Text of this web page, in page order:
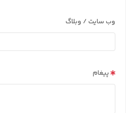
وب سایت / وبلاگ
پیغام